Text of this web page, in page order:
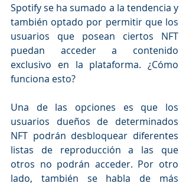
Spotify se ha sumado a la tendencia y
también optado por permitir que los
usuarios que posean ciertos NFT
puedan acceder a contenido
exclusivo en la plataforma. ¿Cómo
funciona esto?
Una de las opciones es que los
usuarios dueños de determinados
NFT podrán desbloquear diferentes
listas de reproducción a las que
otros no podrán acceder. Por otro
lado, también se habla de más